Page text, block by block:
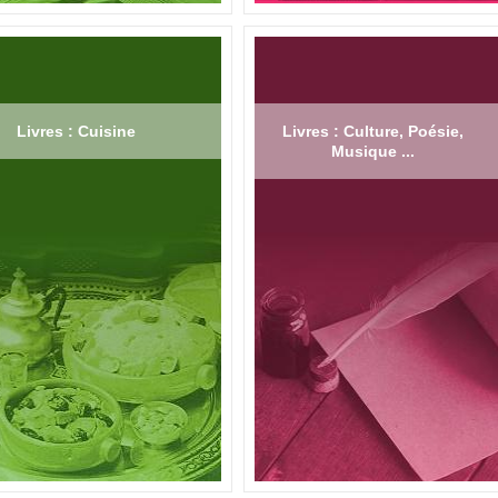
Livres : Cuisine
Livres : Culture, Poésie,
Musique ...